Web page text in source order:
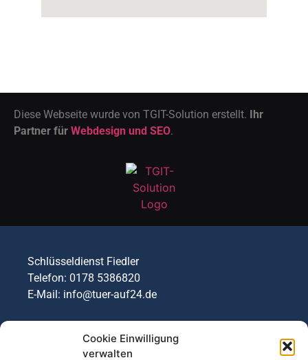
Cookie Einwilligung
verwalten
Diese Webseite wurde von TGIT-Solution erstellt. Ihr
Partner für Webdesign und SEO.
Schlüsseldienst Fiedler
Telefon: 0178 5386820
E-Mail: info@tuer-auf24.de